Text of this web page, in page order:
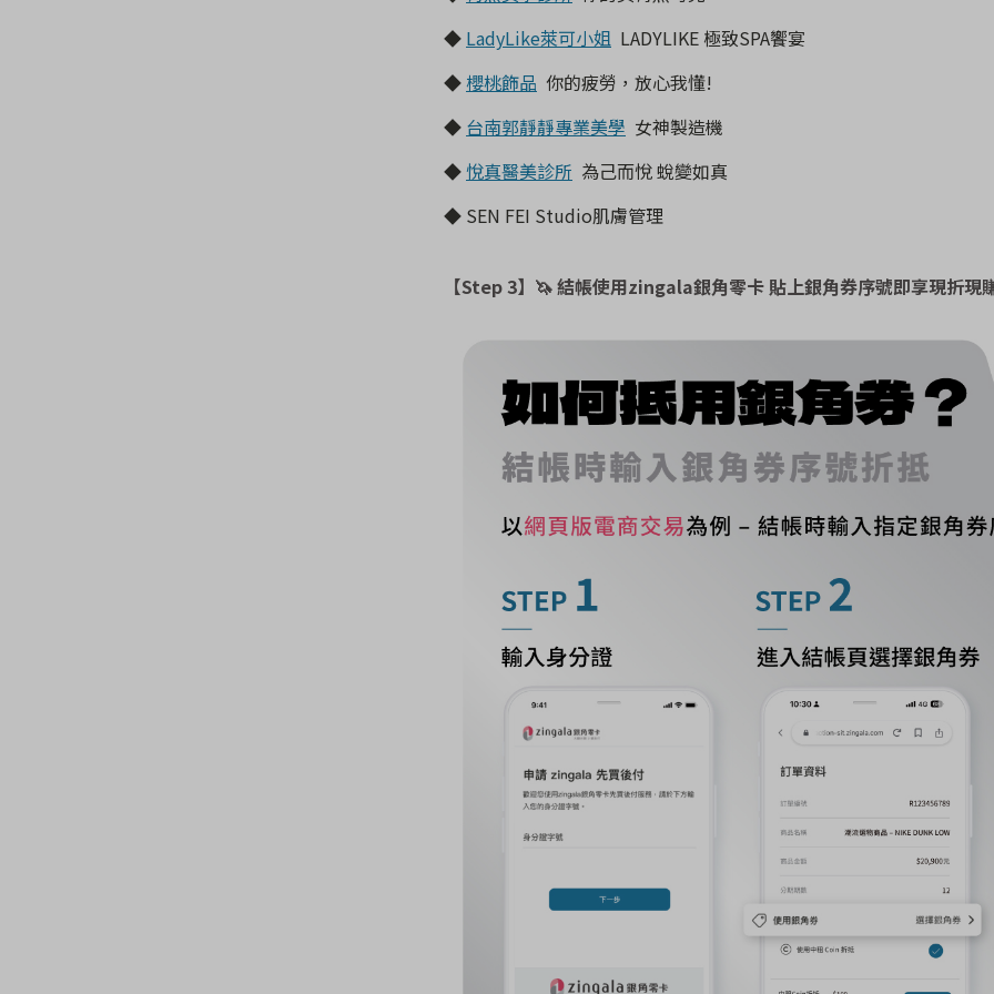
◆ LadyLike萊可小姐 LADYLIKE 極致SPA饗宴
◆櫻桃飾品 你的疲勞，放心我懂!
◆ 台南郭靜靜專業美學 女神製造機
◆悅真醫美診所 為己而悅 蛻變如真
◆ SEN FEI Studio肌膚管理
【Step 3】 🦄結帳使用zingala銀角零卡 貼上銀角券序號即享現折現